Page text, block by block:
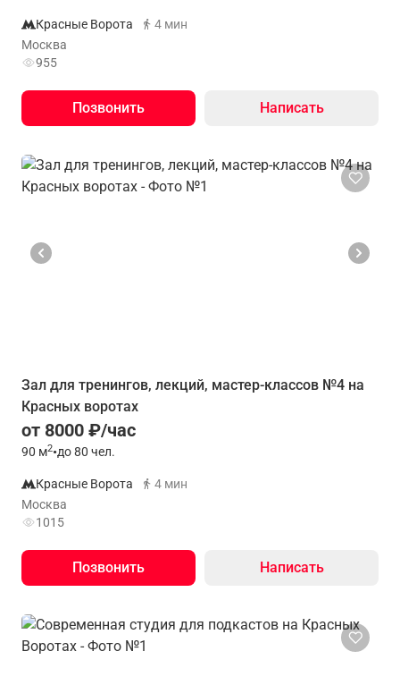
Красные Ворота
4 мин
Москва
955
Позвонить Написать
Зал для тренингов, лекций, мастер-классов №4 на
Красных воротах
от 8000 ₽/час
90 м2•до 80 чел.
Красные Ворота
4 мин
Москва
1015
Позвонить Написать